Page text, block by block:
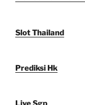
Slot Thailand
Prediksi Hk